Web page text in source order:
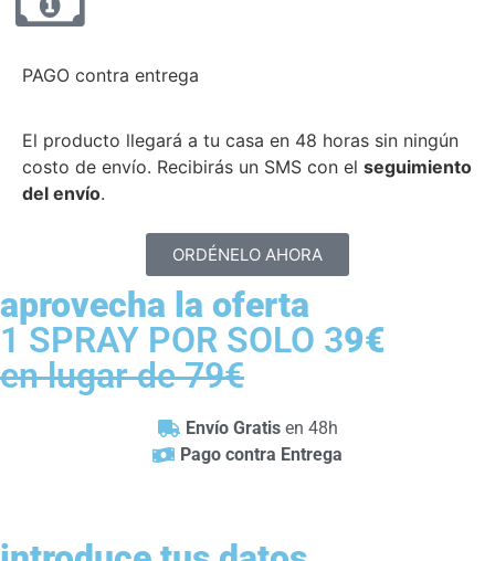
PAGO contra entrega
El producto llegará a tu casa en 48 horas sin ningún
costo de envío. Recibirás un SMS con el seguimiento
del envío.
ORDÉNELO AHORA
aprovecha la oferta
1 SPRAY POR SOLO 39€
en lugar de 79€
Envío Gratisen 48h
Pago contra Entrega